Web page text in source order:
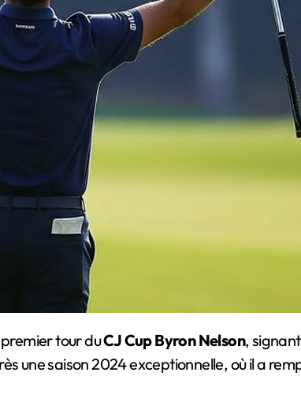
tour duCJ Cup Byron Nelson,
une saison 2024 exceptionnelle, où il a